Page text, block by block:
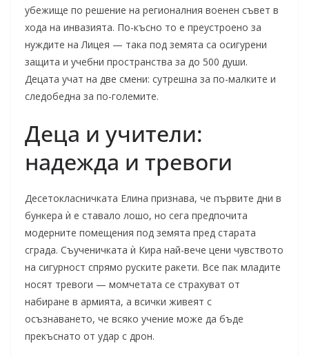
убежище по решение на регионалния военен съвет в
хода на инвазията. По-късно то е преустроено за
нуждите на Лицея — така под земята са осигурени
защита и учебни пространства за до 500 души.
Децата учат на две смени: сутрешна за по-малките и
следобедна за по-големите.
Деца и учители:
надежда и тревоги
Десетокласничката Елина признава, че първите дни в
бункера ѝ е ставало лошо, но сега предпочита
модерните помещения под земята пред старата
сграда. Съученичката ѝ Кира най-вече цени чувството
на сигурност спрямо руските ракети. Все пак младите
носят тревоги — момчетата се страхуват от
набиране в армията, а всички живеят с
осъзнаването, че всяко учение може да бъде
прекъснато от удар с дрон.